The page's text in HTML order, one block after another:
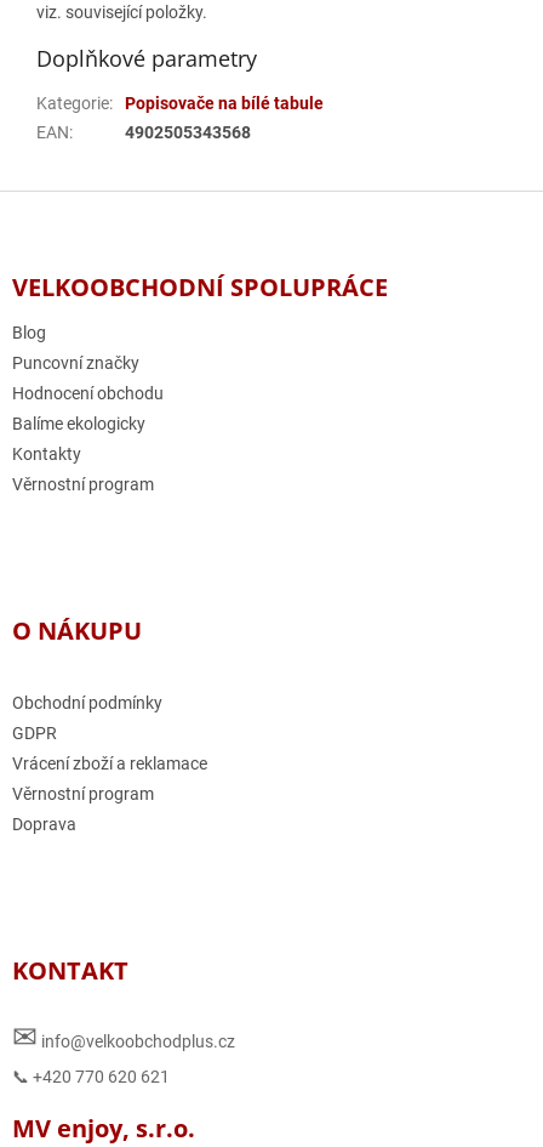
viz. související položky.
Doplňkové parametry
Kategorie:
Popisovače na bílé tabule
EAN: 4902505343568
Z
VELKOOBCHODNÍ SPOLUPRÁCE
Blog
Puncovní značky
Hodnocení obchodu
Balíme ekologicky
Kontakty
Věrnostní program
O NÁKUPU
Obchodní podmínky
GDPR
Vrácení zboží a reklamace
Věrnostní program
Doprava
KONTAKT
✉ info@velkoobchodplus.cz
📞 +420 770 620 621
MV enjoy, s.r.o.